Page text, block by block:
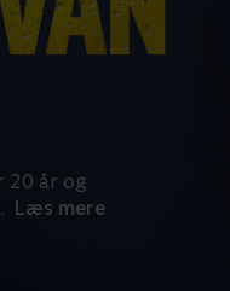
20 år og
Læs mere